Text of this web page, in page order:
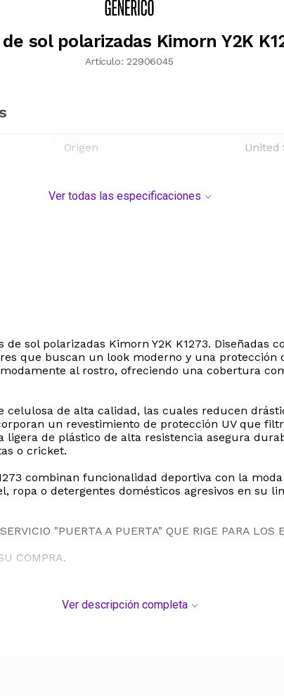
sol polarizadas Kimorn Y2K
Artículo: 22906045
Origen United
Ver todas las especificaciones
sol polarizadas Kimorn Y2K K1273. Diseñadas
que buscan un look moderno y una
al rostro, ofreciendo una cobertura
celulosa de alta calidad, las cuales reducen
un revestimiento de protección UV que
de plástico de alta resistencia asegura
o cricket.
combinan funcionalidad deportiva con la
ropa o detergentes domésticos agresivos en su
"PUERTA A PUERTA" QUE RIGE PARA
COMPRA.
Ver descripción completa